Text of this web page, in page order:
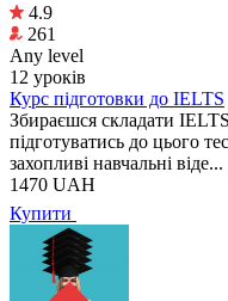
4.9
261
Any level
12 уроків
Курс підготовки до IELTS
Збираєшся складати
підготуватись до цього
захопливі навчальні віде...
1470 UAH
Купити